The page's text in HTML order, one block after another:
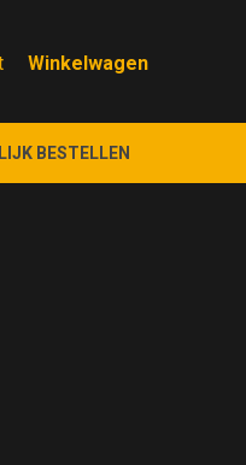
BESTELLEN